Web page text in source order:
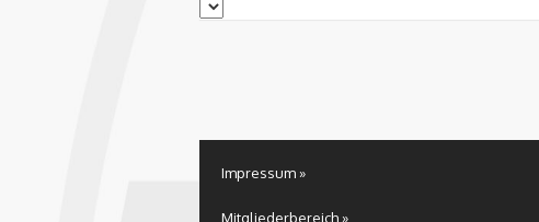
Impressum »
Mitgliederbereich »